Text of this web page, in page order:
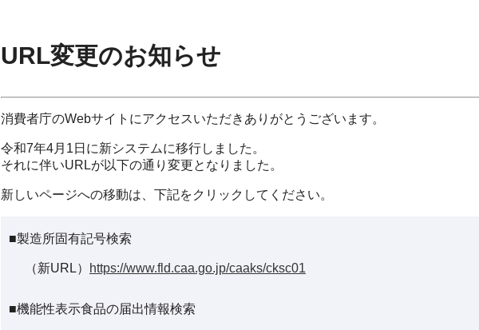
URL変更のお知らせ
消費者庁のWebサイトにアクセスいただきありがとうございます。
令和7年4月1日に新システムに移行しました。
それに伴いURLが以下の通り変更となりました。
新しいページへの移動は、下記をクリックしてください。
■製造所固有記号検索
（新URL） https://www.fld.caa.go.jp/caaks/cksc01
■機能性表示食品の届出情報検索